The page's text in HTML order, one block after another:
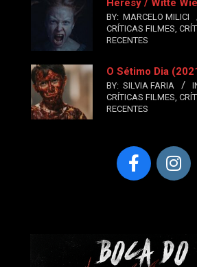
Heresy / Witte
BY: MARCELO MILICI
CRÍTICAS FILMES
RECENTES
O Sétimo Dia
BY: SILVIA FARIA
CRÍTICAS FILMES
RECENTES